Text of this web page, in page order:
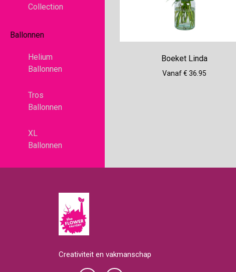
Collection
Ballonnen
Helium
Ballonnen
Tros
Ballonnen
XL
Ballonnen
Boeket Linda
Vanaf € 36.95
Creativiteit en vakmanschap